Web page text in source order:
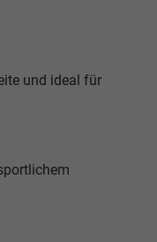
und ideal für